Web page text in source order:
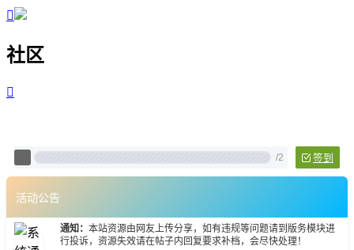

社区

Pixtech 社区 - 云计算、Linux
/2 签到
活动公告
通知： 本站资源由网友上传分享，如有违规等问题请到版务模块进
行投诉，资源失效请在帖子内回复要求补档，会尽快处理！